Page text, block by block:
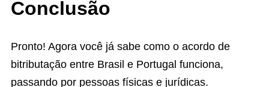
Conclusão
Pronto! Agora você já sabe como o acordo de
bitributação entre Brasil e Portugal funciona,
passando por pessoas físicas e jurídicas.